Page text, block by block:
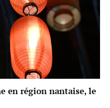
en région nantaise, le